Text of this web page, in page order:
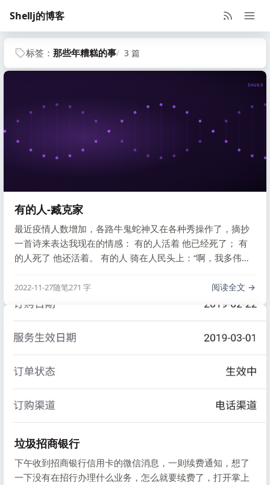
Shellj的博客
标签： 那些年糟糕的事 3 篇
SHUGO
有的人-臧克家
最近疫情人数增加，各路牛鬼蛇神又在各种秀操作了，摘抄
一首诗来表达我现在的情感： 有的人活着 他已经死了； 有
的人死了 他还活着。 有的人 骑在人民头上：“啊，我多伟
头，想“不朽”； 有的人 情愿作野草，等着地下的火烧。 有的
2022-11-27随笔271 字 阅读全文
垃圾招商银行
下午收到招商银行信用卡的微信消息，一则续费通知，想了
一下没有在招行办理什么业务，怎么就要续费了，打开掌上